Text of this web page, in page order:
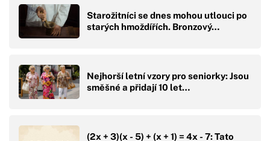
Starožitníci se dnes mohou utlouci po
starých hmoždířích. Bronzový…
Nejhorší letní vzory pro seniorky: Jsou
směšné a přidají 10 let…
(2x + 3)(x - 5) + (x + 1) = 4x - 7: Tato